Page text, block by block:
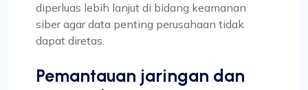
diperluas lebih lanjut di bidang keamanan
siber agar data penting perusahaan tidak
dapat diretas.
Pemantauan jaringan dan